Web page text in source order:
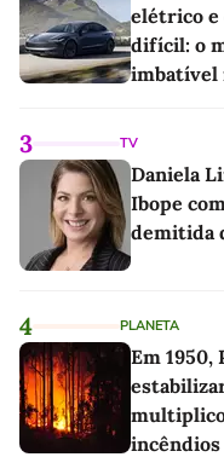
elétrico e
difícil: o
imbatível
3 TV
Daniela
Ibope
demitida
4 PLANETA
Em
incêndios